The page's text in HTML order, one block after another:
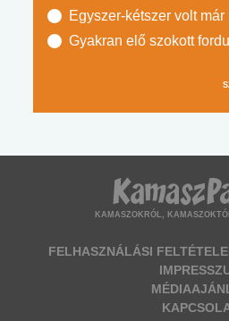
Egyszer-kétszer volt már
Gyakran elő szokott
KAMASZOKRÓL,
FELHASZNÁLÁSI